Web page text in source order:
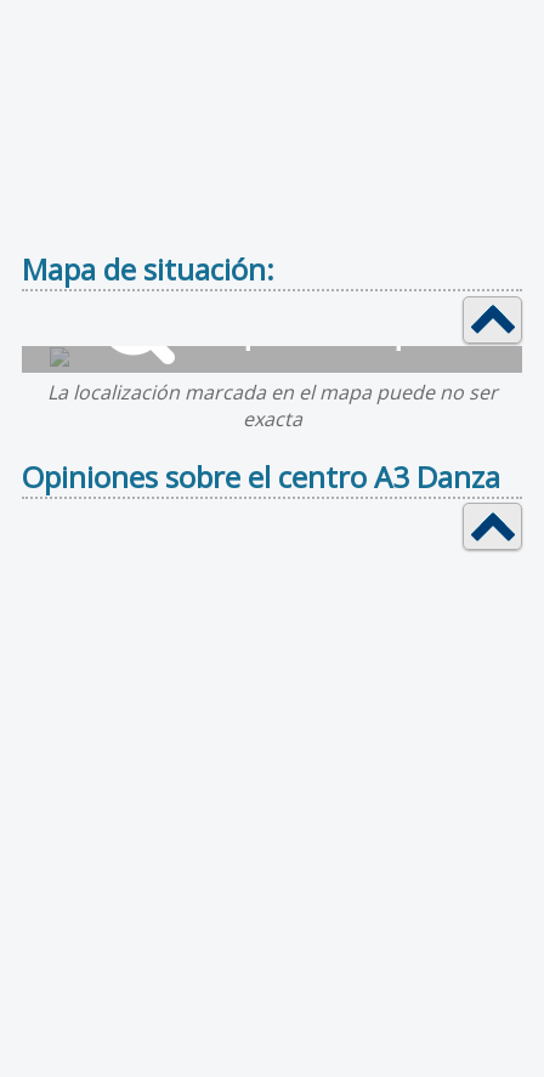
Mapa de situación:
La localización marcada en el mapa puede no ser
exacta
Opiniones sobre el centro A3 Danza